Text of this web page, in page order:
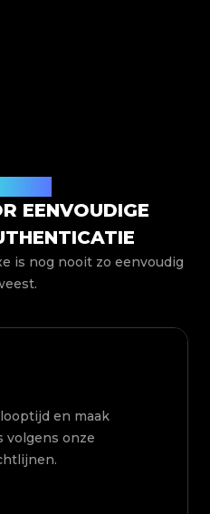
EENVOUDIGE
is nog nooit zo eenvoudig
en maak
volgens onze